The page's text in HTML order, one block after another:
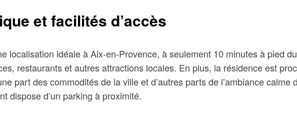
et facilités d’accès
localisation idéale à Aix-en-Provence, à seulement 10 minutes à pied
restaurants et autres attractions locales. En plus, la résidence est
part des commodités de la ville et d’autres parts de l’ambiance
dispose d’un parking à proximité.